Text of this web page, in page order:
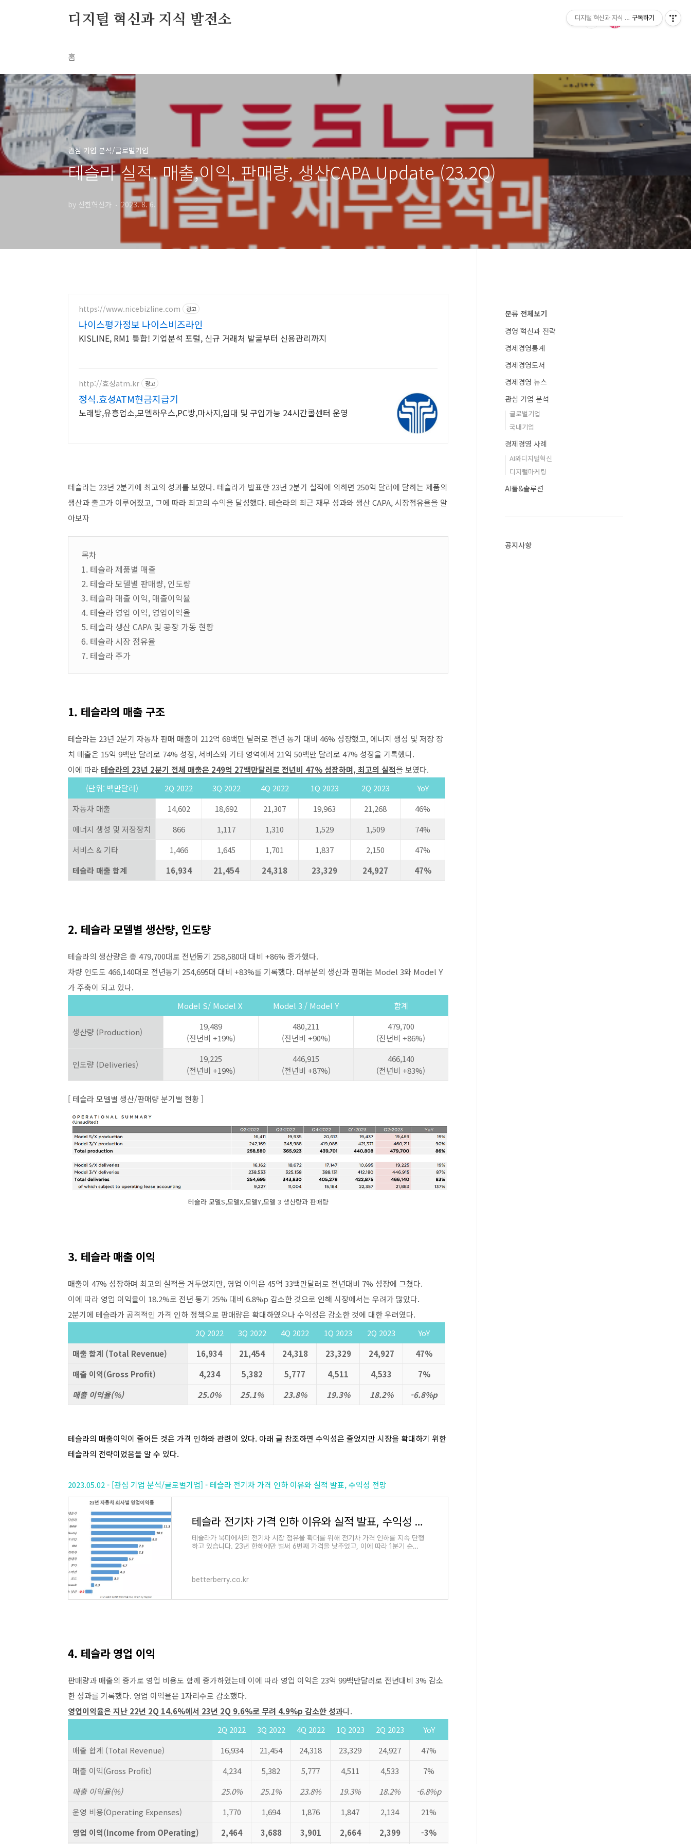
디지털 혁신과 지식 발전소
홈
관심 기업 분석/글로벌기업
테슬라 실적. 매출,이익, 판매량, 생산CAPA Update (23.2Q)
by 선한혁신가 2023. 8. 6.
https://www.nicebizline.com 광고
나이스평가정보 나이스비즈라인
KISLINE, RM1 통합! 기업분석 포털, 신규 거래처 발굴부터 신용관리까지
http://효성atm.kr 광고
정식.효성ATM현금지급기
노래방,유흥업소,모델하우스,PC방,마사지,임대 및 구입가능 24시간콜센터 운영
테슬라는 23년 2분기에 최고의 성과를 보였다. 테슬라가 발표한 23년 2분기 실적에 의하면 250억 달러에 달하는 제품의
생산과 출고가 이루어졌고, 그에 따라 최고의 수익을 달성했다. 테슬라의 최근 재무 성과와 생산 CAPA, 시장점유율을 알
아보자
목차
1. 테슬라 제품별 매출
2. 테슬라 모델별 판매량, 인도량
3. 테슬라 매출 이익, 매출이익율
4. 테슬라 영업 이익, 영업이익율
5. 테슬라 생산 CAPA 및 공장 가동 현황
6. 테슬라 시장 점유율
7. 테슬라 주가
1. 테슬라의 매출 구조
테슬라는 23년 2분기 자동차 판매 매출이 212억 68백만 달러로 전년 동기 대비 46% 성장했고, 에너지 생성 및 저장 장
치 매출은 15억 9백만 달러로 74% 성장, 서비스와 기타 영역에서 21억 50백만 달러로 47% 성장을 기록했다.
이에 따라 테슬라의 23년 2분기 전체 매출은 249억 27백만달러로 전년비 47% 성장하며, 최고의 실적을 보였다.
(단위: 백만달러)
2Q 2022 3Q 2022 4Q 2022 1Q 2023 2Q 2023
YoY
자동차 매출
14,602 18,692 21,307 19,963 21,268
46%
에너지 생성 및 저장장치
866 1,117 1,310 1,529 1,509
74%
서비스 & 기타
1,466 1,645 1,701 1,837 2,150
47%
테슬라 매출 합계
16,934 21,454 24,318 23,329 24,927 47%
2. 테슬라 모델별 생산량, 인도량
테슬라의 생산량은 총 479,700대로 전년동기 258,580대 대비 +86% 증가했다.
차량 인도도 466,140대로 전년동기 254,695대 대비 +83%를 기록했다. 대부분의 생산과 판매는 Model 3와 Model Y
가 주축이 되고 있다.
Model S/ Model X
Model 3 / Model Y 합계
생산량 (Production)
19,489
(전년비 +19%)
480,211
(전년비 +90%)
479,700
(전년비 +86%)
인도량 (Deliveries)
19,225
(전년비 +19%)
446,915
(전년비 +87%)
466,140
(전년비 +83%)
[ 테슬라 모델별 생산/판매량 분기별 현황 ]
테슬라 모델S,모델X,모델Y,모델 3 생산량과 판매량
3. 테슬라 매출 이익
매출이 47% 성장하며 최고의 실적을 거두었지만, 영업 이익은 45억 33백만달러로 전년대비 7% 성장에 그쳤다.
이에 따라 영업 이익율이 18.2%로 전년 동기 25% 대비 6.8%p 감소한 것으로 인해 시장에서는 우려가 많았다.
2분기에 테슬라가 공격적인 가격 인하 정책으로 판매량은 확대하였으나 수익성은 감소한 것에 대한 우려였다.
2Q 2022
3Q 2022 4Q 2022 1Q 2023 2Q 2023
YoY
매출 합계 (Total Revenue)
16,934 21,454 24,318 23,329 24,927
47%
매출 이익(Gross Profit)
4,234 5,382 5,777 4,511 4,533
7%
매출 이익율(%)
25.0% 25.1% 23.8% 19.3% 18.2% -6.8%p
테슬라의 매출이익이 줄어든 것은 가격 인하와 관련이 있다. 아래 글 참조하면 수익성은 줄었지만 시장을 확대하기 위한
테슬라의 전략이었음을 알 수 있다.
2023.05.02 - [관심 기업 분석/글로벌기업] - 테슬라 전기차 가격 인하 이유와 실적 발표, 수익성 전망
테슬라 전기차 가격 인하 이유와 실적 발표, 수익성 전망
테슬라가 북미에서의 전기차 시장 점유율 확대를 위해 전기차 가격 인하를 지속 단행
하고 있습니다. 23년 한해에만 벌써 6번째 가격을 낮추었고, 이에 따라 1분기 순이
betterberry.co.kr
4. 테슬라 영업 이익
판매량과 매출의 증가로 영업 비용도 함께 증가하였는데 이에 따라 영업 이익은 23억 99백만달러로 전년대비 3% 감소
한 성과를 기록했다. 영업 이익율은 1자리수로 감소했다.
영업이익율은 지난 22년 2Q 14.6%에서 23년 2Q 9.6%로 무려 4.9%p 감소한 성과다.
2Q 2022
3Q 2022 4Q 2022 1Q 2023 2Q 2023
YoY
매출 합계 (Total Revenue)
16,934 21,454 24,318 23,329 24,927
47%
매출 이익(Gross Profit)
4,234 5,382 5,777 4,511 4,533
7%
매출 이익율(%)
25.0% 25.1% 23.8% 19.3% 18.2%
-6.8%p
운영 비용(Operating Expenses)
1,770 1,694 1,876 1,847 2,134
21%
영업 이익(Income from OPerating)
2,464 3,688 3,901 2,664 2,399 -3%
분류 전체보기
경영 혁신과 전략
경제경영통계
경제경영도서
경제경영 뉴스
관심 기업 분석
글로벌기업
국내기업
경제경영 사례
AI와디지털혁신
디지털마케팅
AI툴&솔루션
공지사항
디지털 혁신과 지식 발전소구독하기